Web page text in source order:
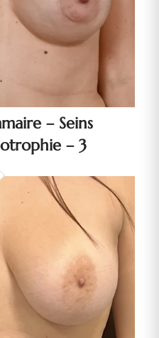
– Seins
– 3